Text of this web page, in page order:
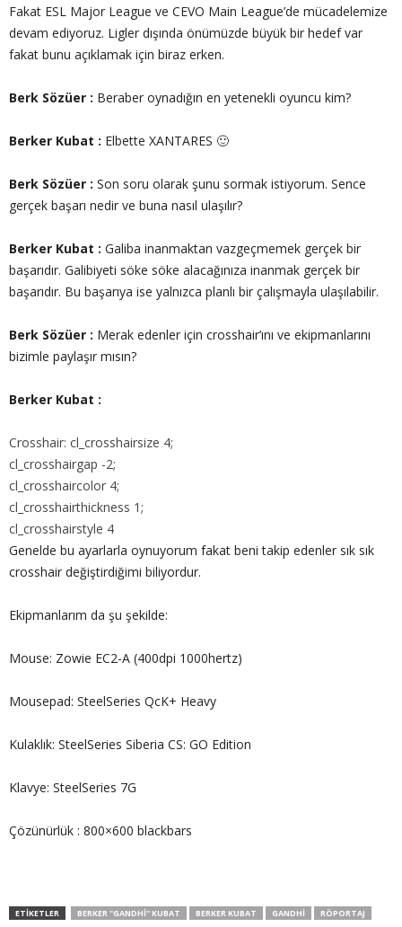
Fakat ESL Major League ve CEVO Main League’de mücadelemize
devam ediyoruz. Ligler dışında önümüzde büyük bir hedef var
fakat bunu açıklamak için biraz erken.
Berk Sözüer : Beraber oynadığın en yetenekli oyuncu kim?
Berker Kubat : Elbette XANTARES 🙂
Berk Sözüer : Son soru olarak şunu sormak istiyorum. Sence
gerçek başarı nedir ve buna nasıl ulaşılır?
Berker Kubat : Galiba inanmaktan vazgeçmemek gerçek bir
başarıdır. Galibiyeti söke söke alacağınıza inanmak gerçek bir
başarıdır. Bu başarıya ise yalnızca planlı bir çalışmayla ulaşılabilir.
Berk Sözüer : Merak edenler için crosshair’ını ve ekipmanlarını
bizimle paylaşır mısın?
Berker Kubat :
Crosshair: cl_crosshairsize 4;
cl_crosshairgap -2;
cl_crosshaircolor 4;
cl_crosshairthickness 1;
cl_crosshairstyle 4
Genelde bu ayarlarla oynuyorum fakat beni takip edenler sık sık
crosshair değiştirdiğimi biliyordur.
Ekipmanlarım da şu şekilde:
Mouse: Zowie EC2-A (400dpi 1000hertz)
Mousepad: SteelSeries QcK+ Heavy
Kulaklık: SteelSeries Siberia CS: GO Edition
Klavye: SteelSeries 7G
Çözünürlük : 800×600 blackbars
ETIKETLER BERKER "GANDHI" KUBAT BERKER KUBAT GANDHI RÖPORTAJ